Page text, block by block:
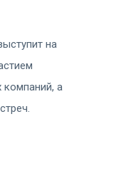
на
компаний, а